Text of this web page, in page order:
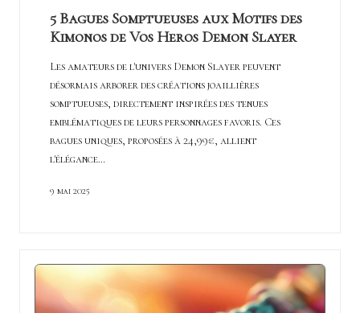
c
o
u
p
2
f
o
r
e
5 Bagues Somptueuses aux Motifs des
Kimonos de Vos Heros Demon Slayer
Les amateurs de l'univers Demon Slayer peuvent
désormais arborer des créations joaillières
somptueuses, directement inspirées des tenues
emblématiques de leurs personnages favoris. Ces
bagues uniques, proposées à 24,99€, allient
l'élégance…
9 mai 2025